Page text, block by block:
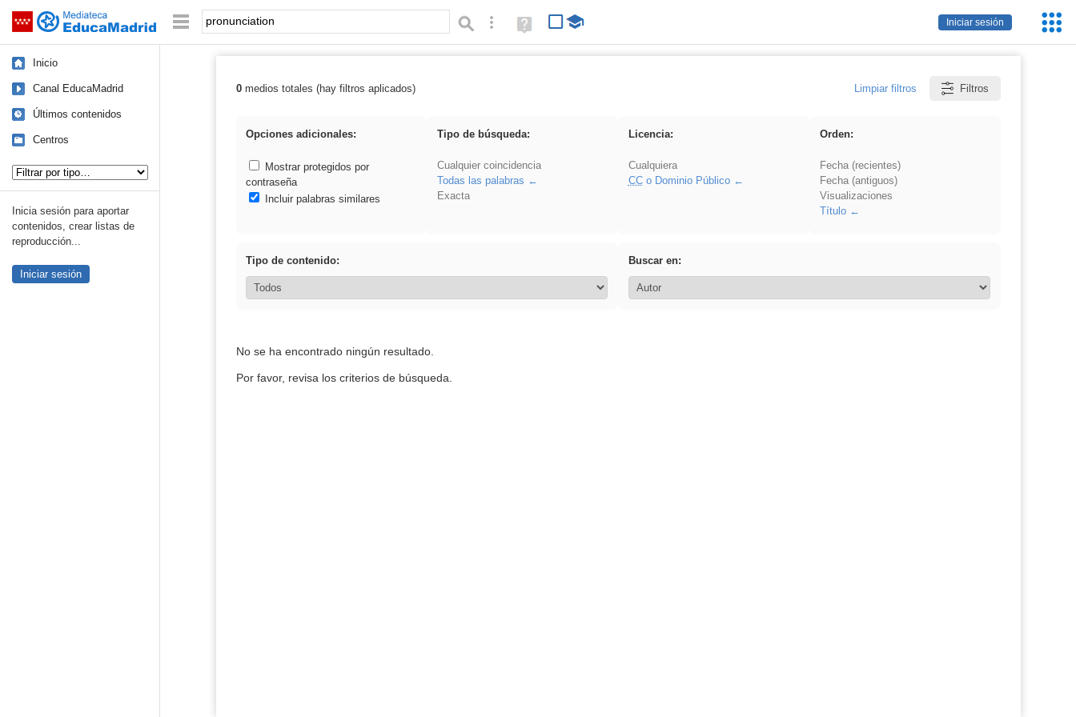
Saltar navegación
Iniciar sesión
Palabra o frase: Búsqueda avanzada
Ayuda
(en
Inicio
Canal EducaMadrid
Últimos contenidos
Centros
Inicia sesión para aportar
contenidos, crear listas de
reproducción...
Iniciar sesión
Resultados de: pronunciation
0medios totales (hay filtros aplicados) Limpiar filtros Filtros
Opciones adicionales:
Mostrar protegidos por
contraseña
Incluir palabras similares
Tipo de búsqueda:
Cualquier coincidencia
Todas las palabras
Exacta
Licencia:
Cualquiera
CCo Dominio Público
Orden:
Fecha (recientes)
Fecha (antiguos)
Visualizaciones
Título
Tipo de contenido: Buscar en:
No se ha encontrado ningún resultado.
Por favor, revisa los criterios de búsqueda.